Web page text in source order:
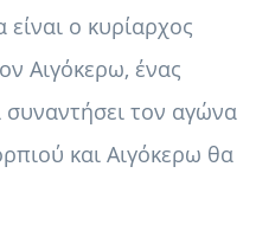
ο κυρίαρχος
Αιγόκερω, ένας
συναντήσει τον αγώνα
και Αιγόκερω θα